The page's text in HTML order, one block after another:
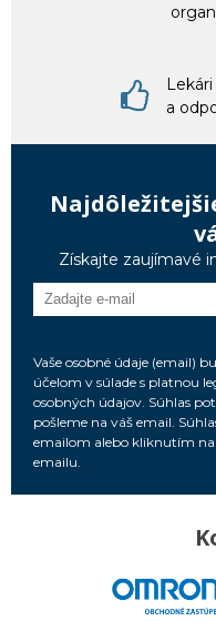
a
Získajte zaujímavé
Vaše osobné údaje (email)
účelom v súlade s platnou
osobných údajov. Súhlas
pošleme na váš email.
emailom alebo kliknutím
emailu.